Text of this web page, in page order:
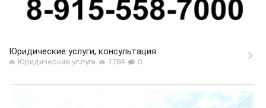
Юридические услуги, консультация
Юридические услуги 1784 0